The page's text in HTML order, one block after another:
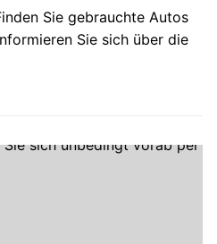
Sie gebrauchte Autos
Sie sich über die